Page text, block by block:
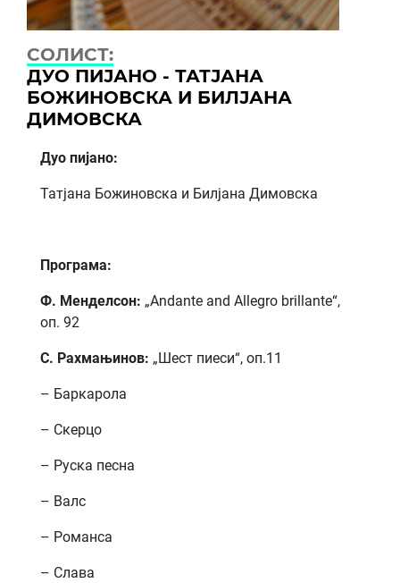
СОЛИСТ:
ДУО ПИЈАНО - ТАТЈАНА
БОЖИНОВСКА И БИЛЈАНА
ДИМОВСКА
Дуо пијано:
Татјана Божиновска и Билјана Димовска
Програма:
Ф. Менделсон: „Andante and Allegro brillante“,
оп. 92
С. Рахмањинов: „Шест пиеси“, оп.11
– Баркарола
– Скерцо
– Руска песна
– Валс
– Романса
– Слава